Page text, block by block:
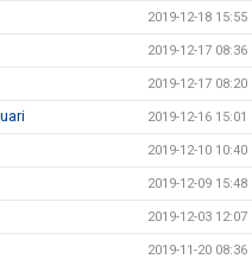
2019-12-18 15:55
2019-12-17 08:36
2019-12-17 08:20
2019-12-16 15:01
2019-12-10 10:40
2019-12-09 15:48
2019-12-03 12:07
2019-11-20 08:36